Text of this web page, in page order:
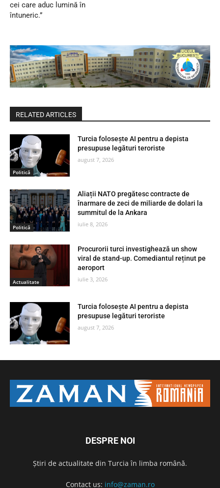
cei care aduc lumină în
întuneric.”
RELATED ARTICLES
Politică
Turcia folosește AI pentru a depista
presupuse legături teroriste
august 7, 2026
Politică
Aliații NATO pregătesc contracte de
înarmare de zeci de miliarde de dolari la
summitul de la Ankara
iulie 8, 2026
Actualitate
Procurorii turci investighează un show
viral de stand-up. Comediantul reținut pe
aeroport
iulie 3, 2026
Turcia folosește AI pentru a depista
presupuse legături teroriste
august 7, 2026
DESPRE NOI
Știri de actualitate din Turcia în limba română.
Contact us: info@zaman.ro